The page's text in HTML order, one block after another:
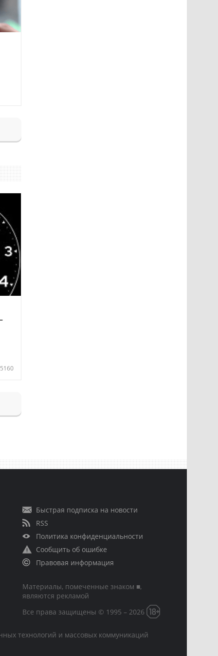
5160
Быстрая подписка на новости
RSS
Политика конфиденциальности
Сообщить об ошибке
Правовая информация
Материалы, помеченные знаком ■,
являются рекламой
Все права защищены © 1995 – 2026
технологий и массовых коммуникаций